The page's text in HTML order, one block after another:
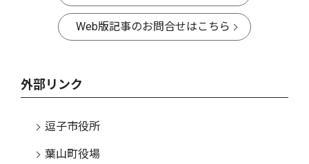
Web版記事のお問合せはこちら
外部リンク
逗子市役所
葉山町役場